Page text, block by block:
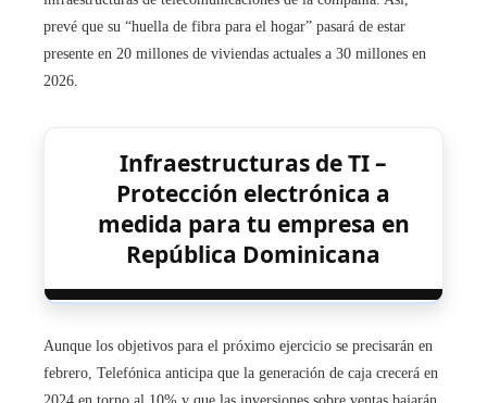
prevé que su “huella de fibra para el hogar” pasará de estar
presente en 20 millones de viviendas actuales a 30 millones en
2026.
Infraestructuras de TI –
Protección electrónica a
medida para tu empresa en
República Dominicana
Aunque los objetivos para el próximo ejercicio se precisarán en
febrero, Telefónica anticipa que la generación de caja crecerá en